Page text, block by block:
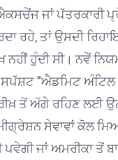
ਜਾਂ ਪੱਤਰਕਾਰੀ
ਰਹੇ, ਤਾਂ ਉਸਦੀ
ਨਹੀਂ ਹੁੰਦੀ ਸੀ। ਨਵੇਂ
”ਐਡਮਿਟ ਅੰਟਿਲ
ਤੋਂ ਅੱਗੇ ਰਹਿਣ ਲਈ
ਸੇਵਾਵਾਂ ਕੋਲ
ਜਾਂ ਅਮਰੀਕਾ ਤੋਂ